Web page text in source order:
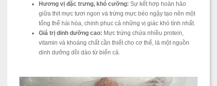
Hương vị đặc trưng, khó cưỡng: Sự kết hợp hoàn hảo
giữa thịt mực tươi ngon và trứng mực béo ngậy tạo nên một
tổng thể hài hòa, chinh phục cả những vị giác khó tính nhất.
Giá trị dinh dưỡng cao: Mực trứng chứa nhiều protein,
vitamin và khoáng chất cần thiết cho cơ thể, là một nguồn
dinh dưỡng dồi dào từ biển cả.